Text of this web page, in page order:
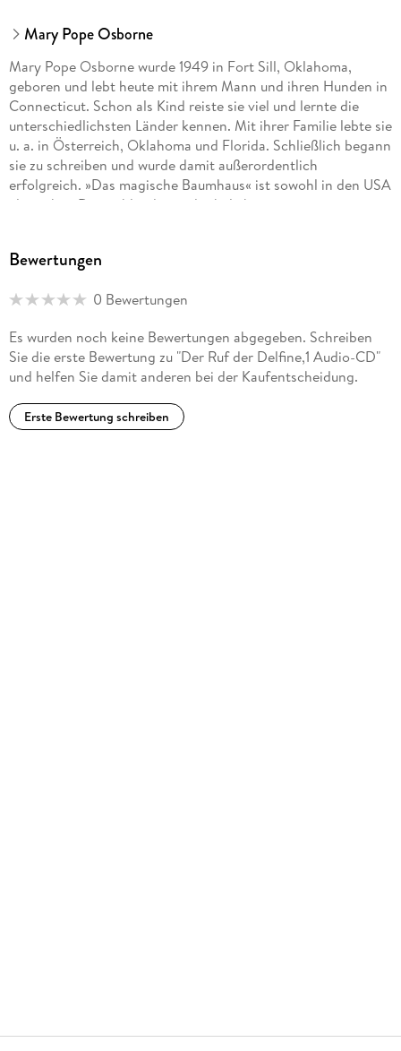
Mary Pope Osborne
Mary Pope Osborne wurde 1949 in Fort Sill, Oklahoma,
geboren und lebt heute mit ihrem Mann und ihren Hunden in
Connecticut. Schon als Kind reiste sie viel und lernte die
unterschiedlichsten Länder kennen. Mit ihrer Familie lebte sie
u. a. in Österreich, Oklahoma und Florida. Schließlich begann
sie zu schreiben und wurde damit außerordentlich
erfolgreich. »Das magische Baumhaus« ist sowohl in den USA
als auch in Deutschland eine der beliebtesten
Bewertungen
0 Bewertungen
Es wurden noch keine Bewertungen abgegeben. Schreiben
Sie die erste Bewertung zu "Der Ruf der Delfine,1 Audio-CD"
und helfen Sie damit anderen bei der Kaufentscheidung.
Erste Bewertung schreiben